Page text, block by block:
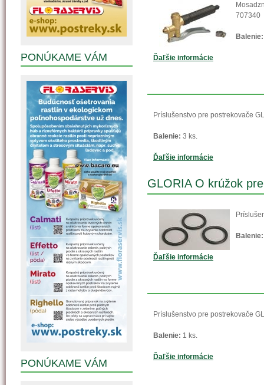
707340
Balenie:
Ďaľšie informácie
Príslušenstvo pre postrekovače
Balenie: 3 ks.
Ďaľšie informácie
GLORIA O krúžok
Balenie:
Ďaľšie informácie
Príslušenstvo pre postrekovače
Balenie: 1 ks.
Ďaľšie informácie
PONÚKAME VÁM
PONÚKAME VÁM